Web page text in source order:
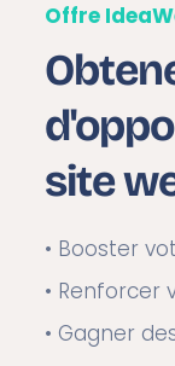
Offre
site
• Booster
• Renforcer
• Gagner